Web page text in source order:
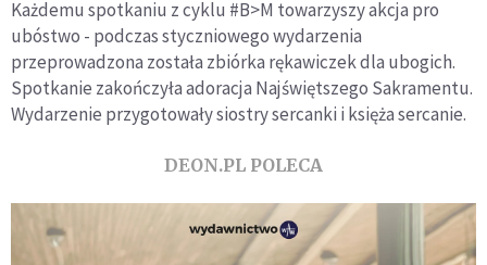
Każdemu spotkaniu z cyklu #B>M towarzyszy akcja pro
ubóstwo - podczas styczniowego wydarzenia
przeprowadzona została zbiórka rękawiczek dla ubogich.
Spotkanie zakończyła adoracja Najświętszego Sakramentu.
Wydarzenie przygotowały siostry sercanki i księża sercanie.
DEON.PL POLECA